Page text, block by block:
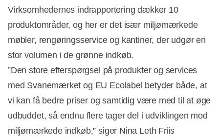
Virksomhedernes indrapportering dækker 10
produktområder, og her er det især miljømærkede
møbler, rengøringsservice og kantiner, der udgør en
stor volumen i de grønne indkøb.
”Den store efterspørgsel på produkter og services
med Svanemærket og EU Ecolabel betyder både, at
vi kan få bedre priser og samtidig være med til at øge
udbuddet, så endnu flere tager del i udviklingen mod
miljømærkede indkøb,” siger Nina Leth Friis